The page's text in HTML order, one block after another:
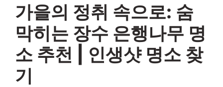
가을의 정취 속으로: 숨
막히는 장수 은행나무 명
소 추천 | 인생샷 명소 찾
기